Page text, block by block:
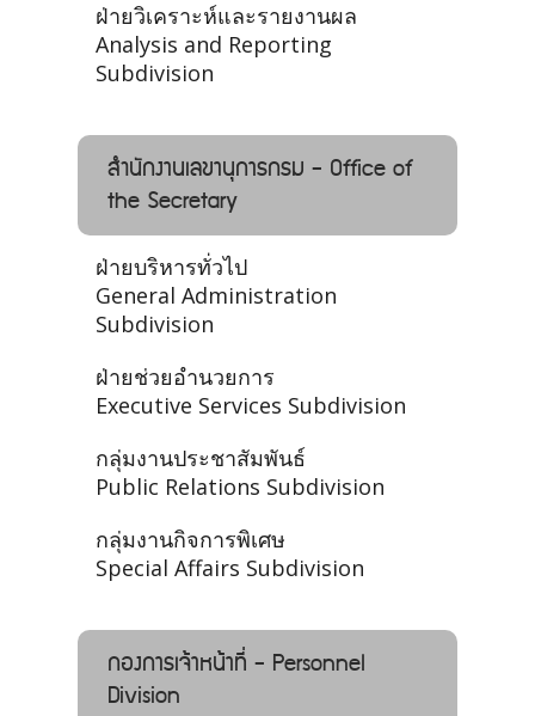
ฝ่ายวิเคราะห์และรายงานผล
Analysis and Reporting
Subdivision
สำนักงานเลขานุการกรม - Office of
the Secretary
ฝ่ายบริหารทั่วไป
General Administration
Subdivision
ฝ่ายช่วยอำนวยการ
Executive Services Subdivision
กลุ่มงานประชาสัมพันธ์
Public Relations Subdivision
กลุ่มงานกิจการพิเศษ
Special Affairs Subdivision
กองการเจ้าหน้าที่ - Personnel
Division